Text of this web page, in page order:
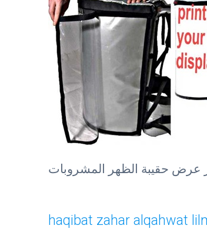
عرض حقيبة الظهر المشروبات
haqibat zahar alqahwat